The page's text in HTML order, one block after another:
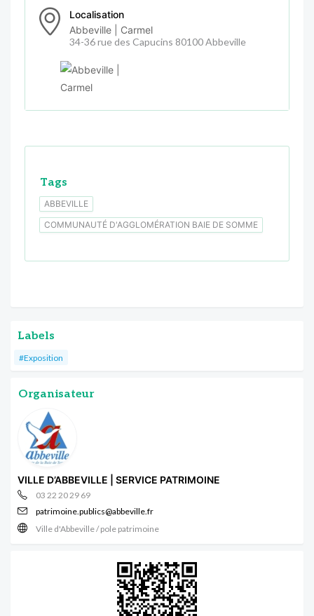
Localisation
Abbeville | Carmel
34-36 rue des Capucins 80100 Abbeville
Tags
ABBEVILLE
COMMUNAUTÉ D'AGGLOMÉRATION BAIE DE SOMME
Labels
#Exposition
Organisateur
VILLE D’ABBEVILLE | SERVICE PATRIMOINE
03 22 20 29 69
patrimoine.publics@abbeville.fr
Ville d'Abbeville / pole patrimoine